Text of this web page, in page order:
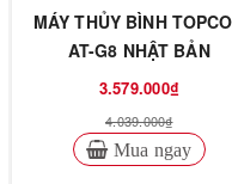
MÁY THỦY BÌNH
AT-G8 NHẬT BẢN
3.579.000₫
4.039.000₫
Mua ngay